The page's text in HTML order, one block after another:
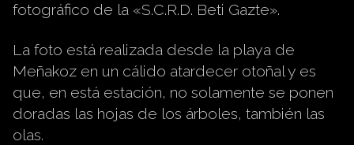
fotográfico de la «S.C.R.D. Beti Gazte».
La foto está realizada desde la playa de
Meñakoz en un cálido atardecer otoñal y es
que, en está estación, no solamente se ponen
doradas las hojas de los árboles, también las
olas.